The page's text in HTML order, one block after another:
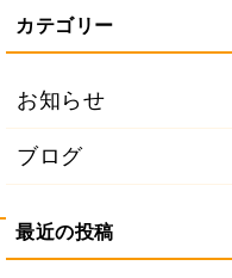
お知らせ
ブログ